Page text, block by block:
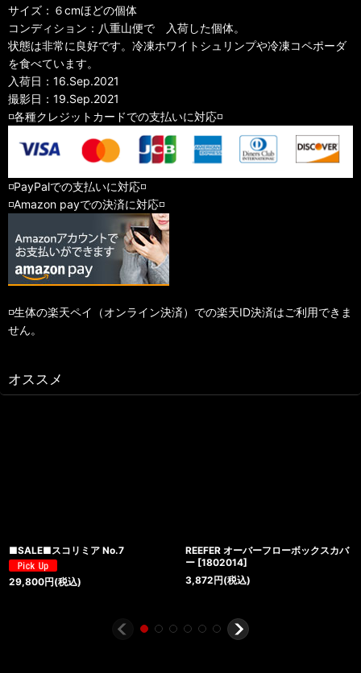
サイズ：６cmほどの個体
コンディション：八重山便で 入荷した個体。
状態は非常に良好です。冷凍ホワイトシュリンプや冷凍コペポーダ
を食べています。
入荷日：16.Sep.2021
撮影日：19.Sep.2021
◽️各種クレジットカードでの支払いに対応◽️
◽️PayPalでの支払いに対応◽️
◽️Amazon payでの決済に対応◽️
◽️生体の楽天ペイ（オンライン決済）での楽天ID決済はご利用できま
せん。
オススメ
■SALE■スコリミア No.7
29,800円(税込)
REEFER オーバーフローボックスカバ
ー [1802014]
3,872円(税込)